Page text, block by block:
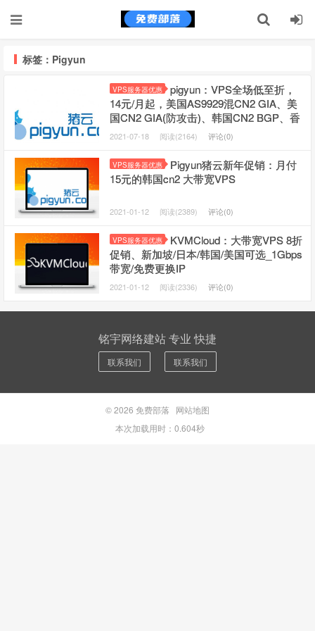
标签：Pigyun
VPS服务器优惠
pigyun：VPS全场低至折，
14元/月起，美国AS9929混CN2 GIA、美
国CN2 GIA(防攻击)、韩国CN2 BGP、香
港BGP
2021-07-18 阅读(2164) 评论(0)
VPS服务器优惠
Pigyun猪云新年促销：月付
15元的韩国cn2 大带宽VPS
2021-01-12 阅读(2389) 评论(0)
VPS服务器优惠
KVMCloud：大带宽VPS 8折
促销、新加坡/日本/韩国/美国可选_1Gbps
带宽/免费更换IP
2021-01-12 阅读(2336) 评论(0)
铭宇网络建站 专业 快捷
联系我们 联系我们
© 2026 免费部落
网站地图
本次加载用时：0.604秒